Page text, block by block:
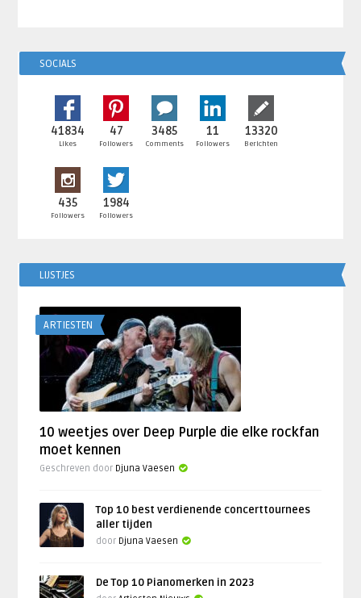
SOCIALS
41834
Likes
47
Followers
3485
Comments
11
Followers
13320
Berichten
435
Followers
1984
Followers
LIJSTJES
ARTIESTEN
10 weetjes over Deep Purple die elke rockfan
moet kennen
Geschreven door Djuna Vaesen
Top 10 best verdienende concerttournees
aller tijden
door Djuna Vaesen
De Top 10 Pianomerken in 2023